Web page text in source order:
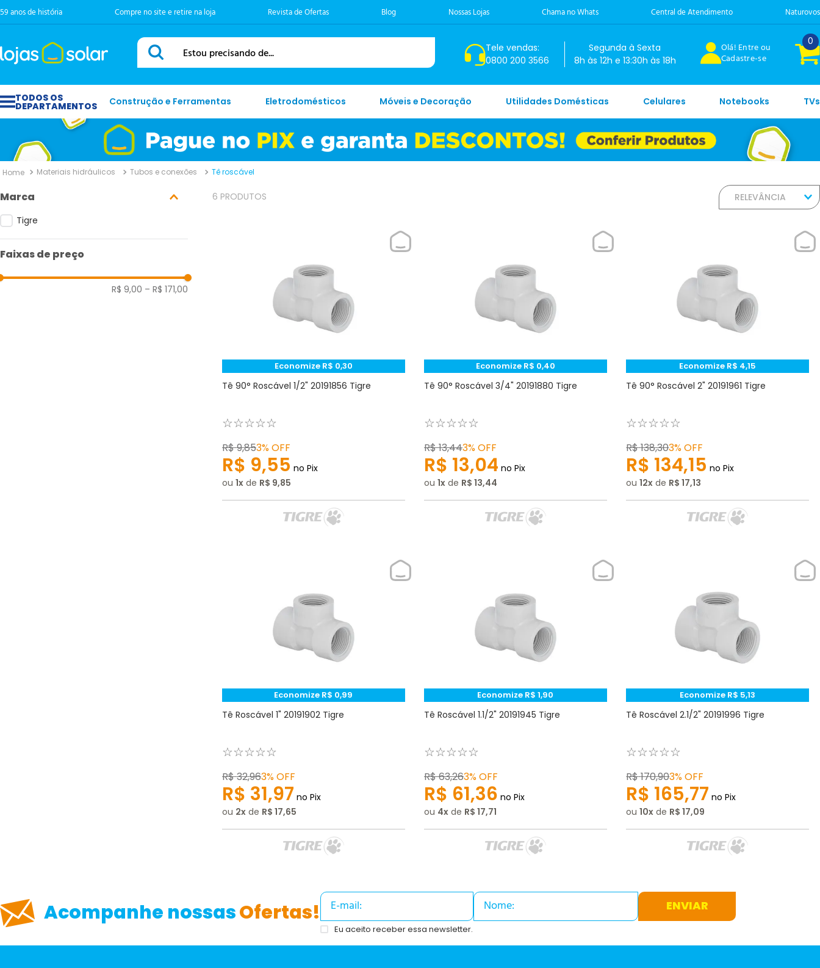
59 anos de história Compre no site e retire na loja Revista de Ofertas Blog Nossas Lojas Chama no Whats Central de Atendimento Naturovos
Estou precisando de...
Tele vendas:
0800 200 3566
Segunda à Sexta
8h às 12h e 13:30h às 18h
Olá! Entre ou
Cadastre-se
0
Construção e Ferramentas Eletrodomésticos Móveis e Decoração Utilidades Domésticas Celulares Notebooks TVs
Materiais hidráulicos Tubos e conexões Tê roscável
Marca
Tigre
Faixas de preço
R$ 9,00 – R$ 171,00
6 PRODUTOS RELEVÂNCIA
Economize R$ 0,30
Tê 90° Roscável 1/2" 20191856 Tigre
☆☆☆☆☆
R$9,853%OFF
R$ 9,55 no Pix
ou 1 de R$ 9,85
Economize R$ 0,40
Tê 90° Roscável 3/4" 20191880 Tigre
☆☆☆☆☆
R$13,443%OFF
R$ 13,04 no Pix
ou 1 de R$ 13,44
Economize R$ 4,15
Tê 90° Roscável 2" 20191961 Tigre
☆☆☆☆☆
R$138,303%OFF
R$ 134,15 no Pix
ou12 de R$ 17,13
Economize R$ 0,99
Tê Roscável 1" 20191902 Tigre
☆☆☆☆☆
R$32,963%OFF
R$ 31,97 no Pix
ou 2 de R$ 17,65
Economize R$ 1,90
Tê Roscável 1.1/2" 20191945 Tigre
☆☆☆☆☆
R$63,263%OFF
R$ 61,36 no Pix
ou 4 de R$ 17,71
Economize R$ 5,13
Tê Roscável 2.1/2" 20191996 Tigre
☆☆☆☆☆
R$170,903%OFF
R$ 165,77 no Pix
ou10 de R$ 17,09
Acompanhe nossasOfertas! ENVIAR
Eu aceito receber essa newsletter.